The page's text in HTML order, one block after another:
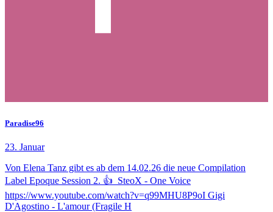
Paradise96
23. Januar
Von Elena Tanz gibt es ab dem 14.02.26 die neue Compilation
Label Epoque Session 2. 👍 SteoX - One Voice
https://www.youtube.com/watch?v=q99MHU8P9oI Gigi
D'Agostino - L'amour (Fragile H